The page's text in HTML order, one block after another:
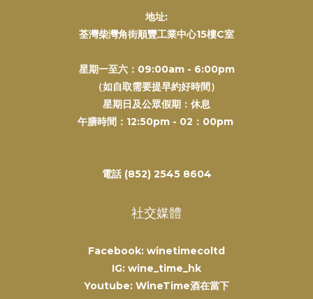
地址:
荃灣柴灣角街順豐工業中心15樓C室
星期一至六：09:00am - 6:00pm
（如自取需要提早約好時間）
星期日及公眾假期：休息
午膳時間：12:50pm - 02：00pm
電話 (852) 2545 8604
社交媒體
Facebook: winetimecoltd
IG: wine_time_hk
Youtube: WineTime酒在當下